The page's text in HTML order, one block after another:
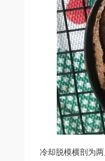
冷却脱模横剖为两